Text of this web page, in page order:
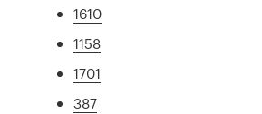
1610
1158
1701
387